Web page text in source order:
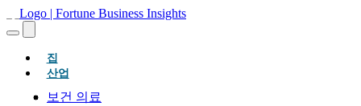
집(현재의)
산업
보건 의료